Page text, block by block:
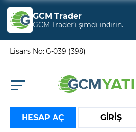
GCM Trader
GCM Trader’ı şimdi indirin.
Lisans No: G-039 (398)
HESAP AÇ GİRİŞ